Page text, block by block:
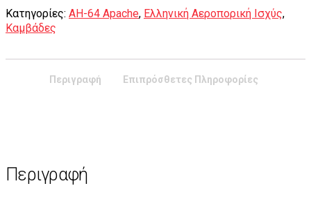
Κατηγορίες: AH-64 Apache, Ελληνική Αεροπορική Ισχύς,
Καμβάδες
Περιγραφή Επιπρόσθετες Πληροφορίες
Περιγραφή